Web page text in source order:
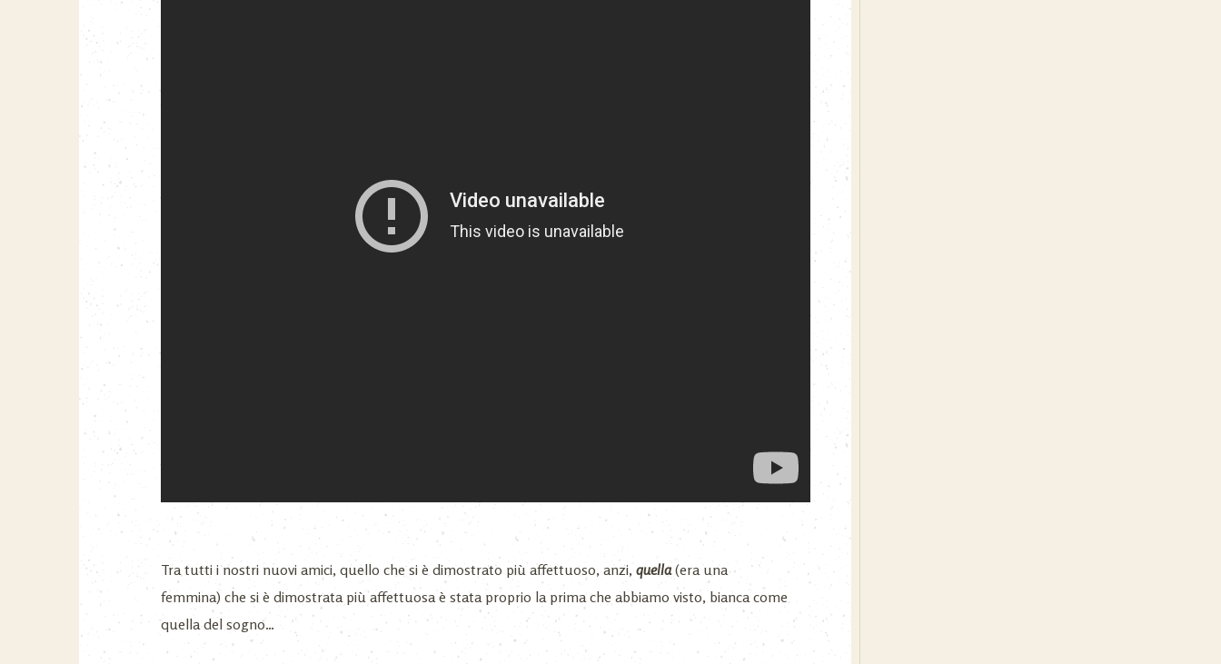
Tra tutti i nostri nuovi amici, quello che si è dimostrato più affettuoso, anzi, quella(era una
femmina) che si è dimostrata più affettuosa è stata proprio la prima che abbiamo visto, bianca come
quella del sogno…